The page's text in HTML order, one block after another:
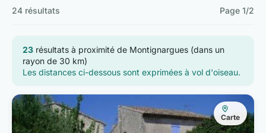
24 résultats Page 1/2
23 résultats à proximité de Montignargues (dans un
rayon de 30 km)
Les distances ci-dessous sont exprimées à vol d'oiseau.
Carte